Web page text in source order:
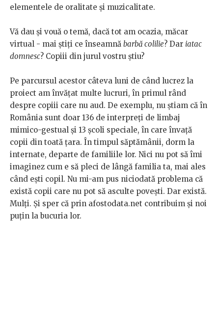
elementele de oralitate și muzicalitate.
Vă dau și vouă o temă, dacă tot am ocazia, măcar
virtual - mai știți ce înseamnă barbă colilie? Dar iatac
domnesc? Copiii din jurul vostru știu?
Pe parcursul acestor câteva luni de când lucrez la
proiect am învățat multe lucruri, în primul rând
despre copiii care nu aud. De exemplu, nu știam că în
România sunt doar 136 de interpreți de limbaj
mimico-gestual și 13 școli speciale, în care învață
copii din toată țara. În timpul săptămânii, dorm la
internate, departe de familiile lor. Nici nu pot să îmi
imaginez cum e să pleci de lângă familia ta, mai ales
când ești copil. Nu mi-am pus niciodată problema că
există copii care nu pot să asculte povești. Dar există.
Mulți. Și sper că prin afostodata.net contribuim și noi
puțin la bucuria lor.